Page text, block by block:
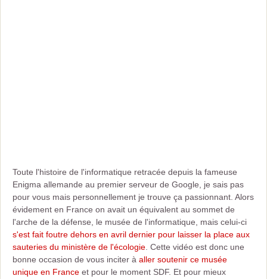
Toute l'histoire de l'informatique retracée depuis la fameuse
Enigma allemande au premier serveur de Google, je sais pas
pour vous mais personnellement je trouve ça passionnant. Alors
évidement en France on avait un équivalent au sommet de
l'arche de la défense, le musée de l'informatique, mais celui-ci
s'est fait foutre dehors en avril dernier pour laisser la place aux
sauteries du ministère de l'écologie . Cette vidéo est donc une
bonne occasion de vous inciter à aller soutenir ce musée
unique en France et pour le moment SDF. Et pour mieux